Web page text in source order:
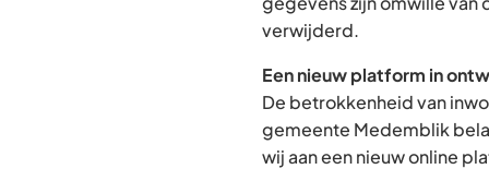
verwijderd.
Een nieuw platform in
De betrokkenheid van
gemeente Medemblik
wij aan een nieuw online